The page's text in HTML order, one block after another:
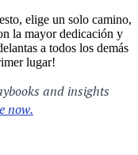
elige un solo camino,
la mayor dedicación y
a todos los demás
lugar!